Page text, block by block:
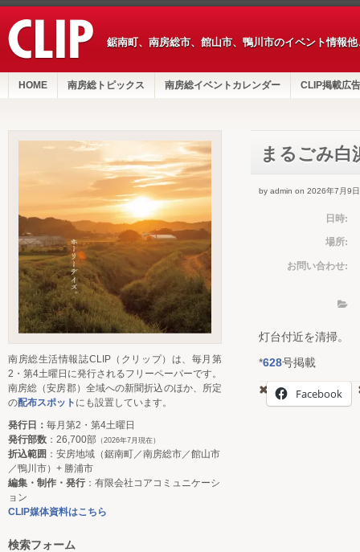
鋸南町、南房総市、館山市、鴨川市のイベント情報
HOME 南房総トピックス 南房総イベントカレンダー CLIP掲載広告
まるごみ白
by admin on 2026年7月9日
日時:
場所:
お問い合わせ:
灯台付近を清掃。
*628号掲載
Facebook
南房総生活情報誌CLIP（クリップ）は、毎月第
2・第4土曜日に発行されるフリーペーパーです。
南房総（安房郡）全域への新聞折込のほか、所定
の配布スポット にも設置しています。
発行日： 毎月第2・第4土曜日
発行部数 ：26,700部 （2026年7月現在）
折込範囲 ：安房地域（鋸南町／南房総市／館山市
／鴨川市）+ 勝浦市
編集・制作・発行：有限会社コアコミュニケーシ
ョン
CLIP媒体資料はこちら
検索フォーム